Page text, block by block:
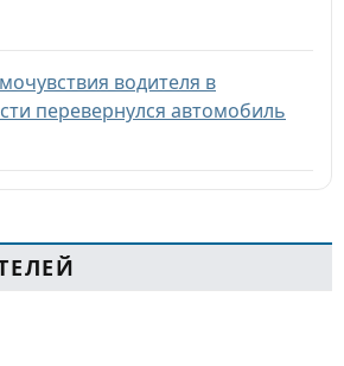
водителя в
перевернулся автомобиль